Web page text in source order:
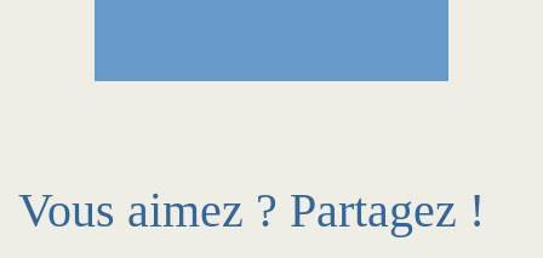
Vous aimez ? Partagez !